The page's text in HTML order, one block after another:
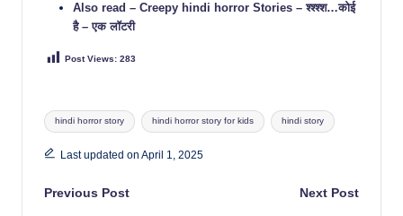
Also read – Creepy hindi horror Stories – श्श्श्श…कोई
है – एक लॉटरी
Post Views: 283
Tags:
hindi horror story hindi horror story for kids hindi story
Last updated on April 1, 2025
Post
Previous Post Next Post